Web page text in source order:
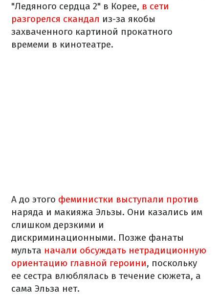
"Ледяного сердца 2" в Корее, в сети
разгорелся скандал из-за якобы
захваченного картиной прокатного
времеми в кинотеатре.
А до этого феминистки выступали против
наряда и макияжа Эльзы. Они казались им
слишком дерзкими и
дискриминационными. Позже фанаты
мульта начали обсуждать нетрадиционную
ориентацию главной героини, поскольку
ее сестра влюблялась в течение сюжета, а
сама Эльза нет.